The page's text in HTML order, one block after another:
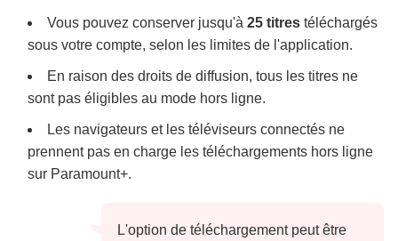
Vous pouvez conserver jusqu'à 25 titres téléchargés
sous votre compte, selon les limites de l'application.
En raison des droits de diffusion, tous les titres ne
sont pas éligibles au mode hors ligne.
Les navigateurs et les téléviseurs connectés ne
prennent pas en charge les téléchargements hors ligne
sur Paramount+.
L'option de téléchargement peut être